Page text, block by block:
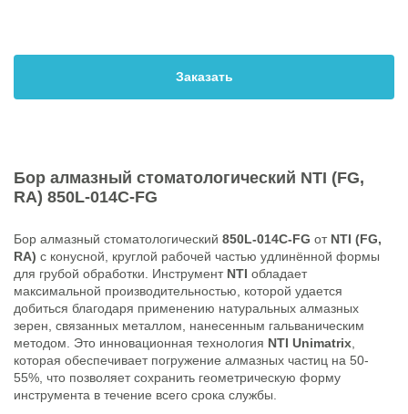
Заказать
Бор алмазный стоматологический NTI (FG,
RA) 850L-014C-FG
Бор алмазный стоматологический 850L-014C-FG от NTI (FG,
RA) с конусной, круглой рабочей частью удлинённой формы
для грубой обработки. Инструмент NTI обладает
максимальной производительностью, которой удается
добиться благодаря применению натуральных алмазных
зерен, связанных металлом, нанесенным гальваническим
методом. Это инновационная технология NTI Unimatrix
которая обеспечивает погружение алмазных частиц на 50-
55%, что позволяет сохранить геометрическую форму
инструмента в течение всего срока службы.